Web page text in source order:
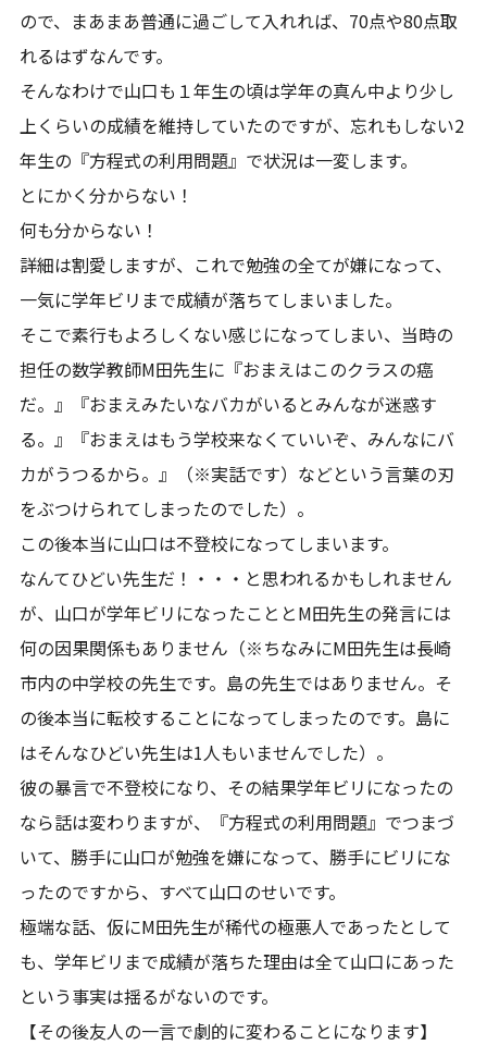
ので、まあまあ普通に過ごして入れれば、70点や80点取
れるはずなんです。
そんなわけで山口も１年生の頃は学年の真ん中より少し
上くらいの成績を維持していたのですが、忘れもしない2
年生の『方程式の利用問題』で状況は一変します。
とにかく分からない！
何も分からない！
詳細は割愛しますが、これで勉強の全てが嫌になって、
一気に学年ビリまで成績が落ちてしまいました。
そこで素行もよろしくない感じになってしまい、当時の
担任の数学教師M田先生に『おまえはこのクラスの癌
だ。』『おまえみたいなバカがいるとみんなが迷惑す
る。』『おまえはもう学校来なくていいぞ、みんなにバ
カがうつるから。』（※実話です）などという言葉の刃
をぶつけられてしまったのでした）。
この後本当に山口は不登校になってしまいます。
なんてひどい先生だ！・・・と思われるかもしれません
が、山口が学年ビリになったこととM田先生の発言には
何の因果関係もありません（※ちなみにM田先生は長崎
市内の中学校の先生です。島の先生ではありません。そ
の後本当に転校することになってしまったのです。島に
はそんなひどい先生は1人もいませんでした）。
彼の暴言で不登校になり、その結果学年ビリになったの
なら話は変わりますが、『方程式の利用問題』でつまづ
いて、勝手に山口が勉強を嫌になって、勝手にビリにな
ったのですから、すべて山口のせいです。
極端な話、仮にM田先生が稀代の極悪人であったとして
も、学年ビリまで成績が落ちた理由は全て山口にあった
という事実は揺るがないのです。
【その後友人の一言で劇的に変わることになります】